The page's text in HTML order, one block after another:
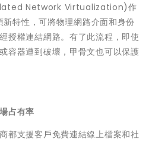
Network Virtualization)作
特性，可將物理網路介面和身份
授權連結網路。有了此流程，即使
容器遭到破壞，甲骨文也可以保護
占有率
都支援客戶免費連結線上檔案和社